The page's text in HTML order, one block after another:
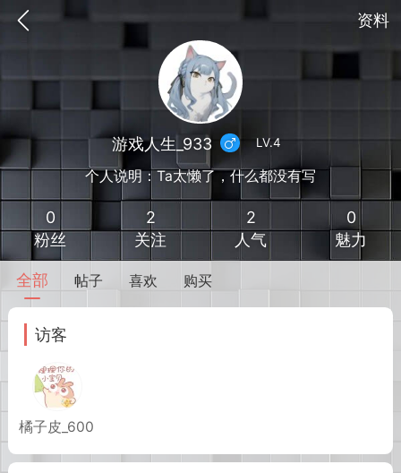
资料
我的钱包 道具 排行榜
MOD下载
游戏人生_933 LV.4
个人说明：Ta太懒了，什么都没有写
0
粉丝
2
关注
2
人气
0
魅力
全部 帖子 喜欢 购买
访客
橘子皮_600